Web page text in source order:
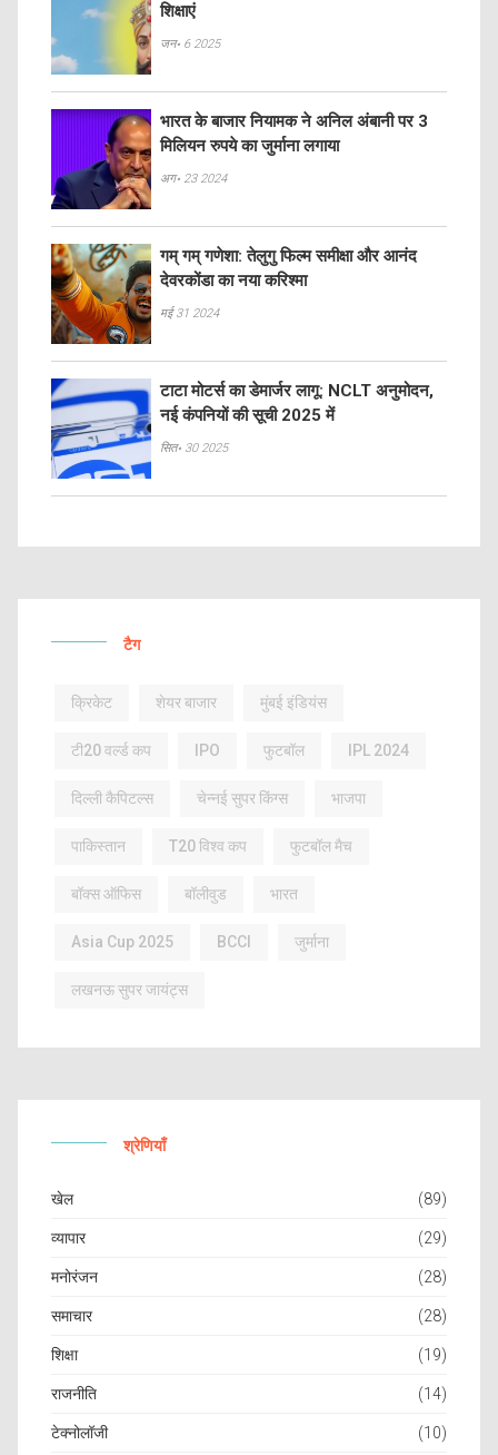
शिक्षाएं
जन॰ 6 2025
भारत के बाजार नियामक ने अनिल अंबानी पर 3
मिलियन रुपये का जुर्माना लगाया
अग॰ 23 2024
गम् गम् गणेशा: तेलुगु फिल्म समीक्षा और आनंद
देवरकोंडा का नया करिश्मा
मई 31 2024
टाटा मोटर्स का डेमार्जर लागू: NCLT अनुमोदन,
नई कंपनियों की सूची 2025 में
सित॰ 30 2025
टैग
क्रिकेट शेयर बाजार मुंबई इंडियंस
टी20 वर्ल्ड कप IPO फुटबॉल IPL 2024
दिल्ली कैपिटल्स चेन्नई सुपर किंग्स भाजपा
पाकिस्तान T20 विश्व कप फुटबॉल मैच
बॉक्स ऑफिस बॉलीवुड भारत
Asia Cup 2025 BCCI जुर्माना
लखनऊ सुपर जायंट्स
श्रेणियाँ
खेल (89)
व्यापार (29)
मनोरंजन (28)
समाचार (28)
शिक्षा (19)
राजनीति (14)
टेक्नोलॉजी (10)